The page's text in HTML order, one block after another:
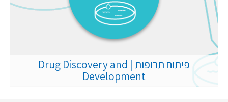
פיתוח תרופות | Drug Discovery and
Development